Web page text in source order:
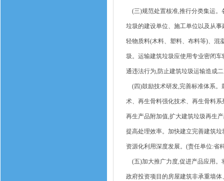
(三)规范处置核准,推行分类集运。
垃圾的建设单位、施工单位以及从
轻物质料(木料、塑料、布料等)、混
圾。运输建筑垃圾应使用专业密闭
通违法行为,防止建筑垃圾运输造成
(四)鼓励技术研发,完善标准体系。
术、再生骨料强化技术、再生骨料
再生产品附加值,扩大建筑垃圾再生
提高处理效率。加快建立完善建筑
资源化利用深度发展。(责任单位:省
(五)加大推广力度,促进产品应用。
政府投资项目的房屋建筑非承重墙